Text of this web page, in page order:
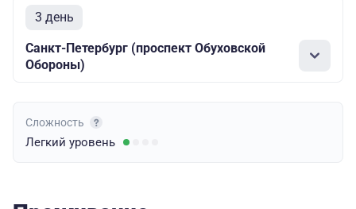
3 день
Санкт-Петербург (проспект Обуховской
Обороны)
Сложность
Легкий уровень